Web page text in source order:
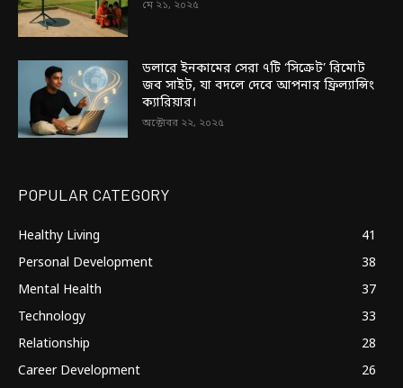
মে ২১, ২০২৫
ডলারে ইনকামের সেরা ৭টি ‘সিক্রেট’ রিমোট
জব সাইট, যা বদলে দেবে আপনার ফ্রিল্যান্সিং
ক্যারিয়ার।
অক্টোবর ২২, ২০২৫
POPULAR CATEGORY
Healthy Living
41
Personal Development
38
Mental Health
37
Technology
33
Relationship
28
Career Development
26